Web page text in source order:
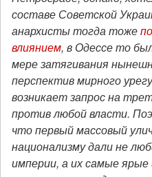
составе Советской
анархисты тогда тоже
влиянием, в Одессе то
мере затягивания
перспектив мирного
возникает запрос на
против любой власти.
чтопервый массовый
национализму дали не
империи, а их самые